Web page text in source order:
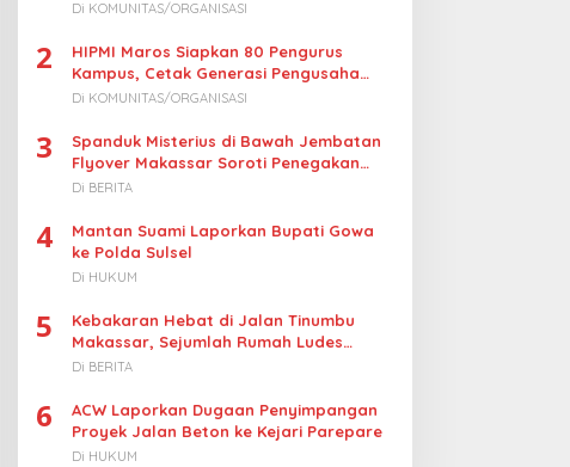
Turunkan Harga BBM Nelayan
Di KOMUNITAS/ORGANISASI
2
HIPMI Maros Siapkan 80 Pengurus
Kampus, Cetak Generasi Pengusaha
Muda
Di KOMUNITAS/ORGANISASI
3
Spanduk Misterius di Bawah Jembatan
Flyover Makassar Soroti Penegakan
Hukum Kasus Korupsi
Di BERITA
4
Mantan Suami Laporkan Bupati Gowa
ke Polda Sulsel
Di HUKUM
5
Kebakaran Hebat di Jalan Tinumbu
Makassar, Sejumlah Rumah Ludes
Terbakar, Penyebab Masih Diselidiki
Di BERITA
6
ACW Laporkan Dugaan Penyimpangan
Proyek Jalan Beton ke Kejari Parepare
Di HUKUM